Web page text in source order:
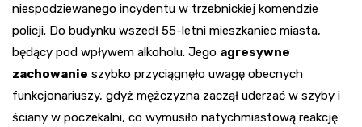
niespodziewanego incydentu w trzebnickiej komendzie
policji. Do budynku wszedł 55-letni mieszkaniec miasta,
będący pod wpływem alkoholu. Jego agresywne
zachowanie szybko przyciągnęło uwagę obecnych
funkcjonariuszy, gdyż mężczyzna zaczął uderzać w szyby i
ściany w poczekalni, co wymusiło natychmiastową reakcję